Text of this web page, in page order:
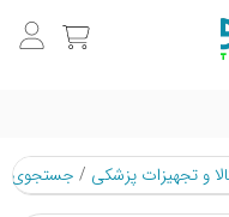
و تجهیزات پزشکی / جستجوی